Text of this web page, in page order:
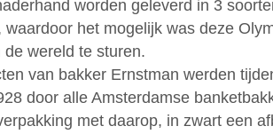
worden geleverd in 3
waardoor het mogelijk was deze
wereld te sturen.
van bakker Ernstman werden
door alle Amsterdamse
met daarop, in zwart een